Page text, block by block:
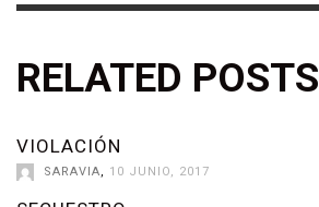
RELATED POSTS
VIOLACIÓN
SARAVIA, 10 JUNIO, 2017